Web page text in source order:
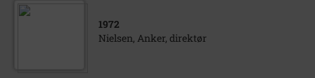
1972
Nielsen, Anker, direktør